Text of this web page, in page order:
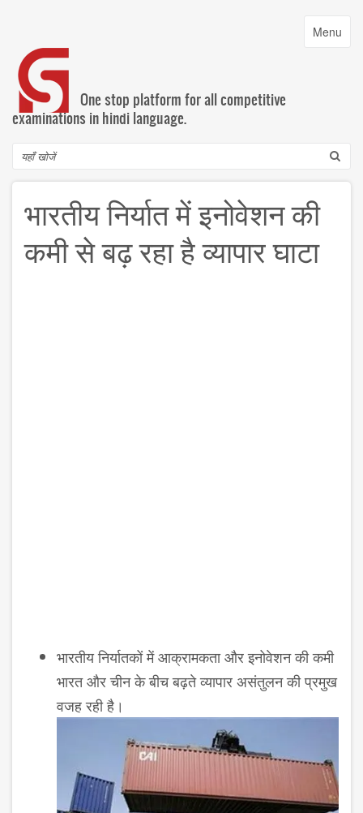
content
Toggle
Menu
One stop platform for all competitive
examinations in hindi language.
Search
भारतीय निर्यात में इनोवेशन की
कमी से बढ़ रहा है व्यापार घाटा
भारतीय निर्यातकों में आक्रामकता और इनोवेशन की कमी
भारत और चीन के बीच बढ़ते व्यापार असंतुलन की प्रमुख
वजहरही है।